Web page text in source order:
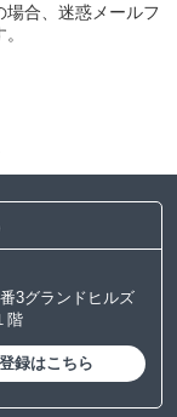
合、迷惑メールフ
3グランドヒルズ
階
録はこちら